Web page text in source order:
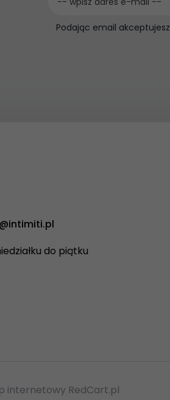
Podając email akceptujesz
do piątku
internetowy RedCart.pl